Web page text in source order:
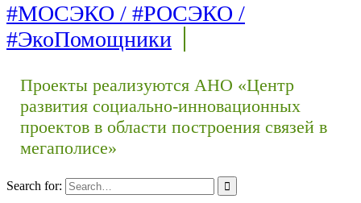
#МОСЭКО / #РОСЭКО /
#ЭкоПомощники
Проекты реализуются АНО «Центр
развития социально-инновационных
проектов в области построения связей в
мегаполисе»
Search for: